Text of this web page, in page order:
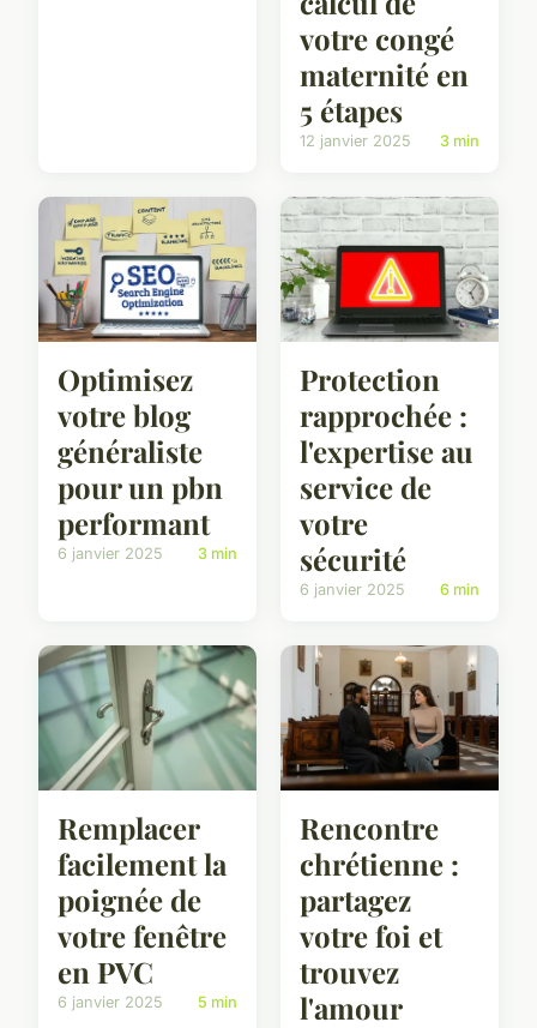
votre congé
maternité en
5 étapes
12 janvier 2025 3 min
Optimisez
votre blog
généraliste
pour un pbn
performant
6 janvier 2025 3 min
Protection
rapprochée :
l'expertise au
service de
votre
sécurité
6 janvier 2025 6 min
Remplacer
facilement la
poignée de
votre fenêtre
en PVC
6 janvier 2025 5 min
Rencontre
chrétienne :
partagez
votre foi et
trouvez
l'amour